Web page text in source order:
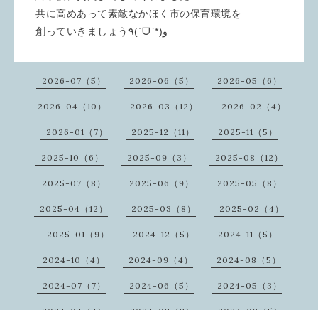
共に高めあって素敵なかほく市の保育環境を
創っていきましょう٩(ˊᗜˋ*)و
2026-07（5） 2026-06（5） 2026-05（6）
2026-04（10） 2026-03（12） 2026-02（4）
2026-01（7） 2025-12（11） 2025-11（5）
2025-10（6） 2025-09（3） 2025-08（12）
2025-07（8） 2025-06（9） 2025-05（8）
2025-04（12） 2025-03（8） 2025-02（4）
2025-01（9） 2024-12（5） 2024-11（5）
2024-10（4） 2024-09（4） 2024-08（5）
2024-07（7） 2024-06（5） 2024-05（3）